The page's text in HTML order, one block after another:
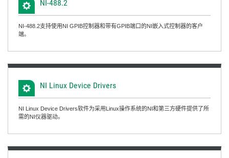
NI-488.2
NI-488.2支持使用NI GPIB控制器和带有GPIB端口的NI嵌入式控制器的客户
端。
NI Linux Device Drivers
NI Linux Device Drivers软件为采用Linux操作系统的NI和第三方硬件提供了所
需的NI仪器驱动。